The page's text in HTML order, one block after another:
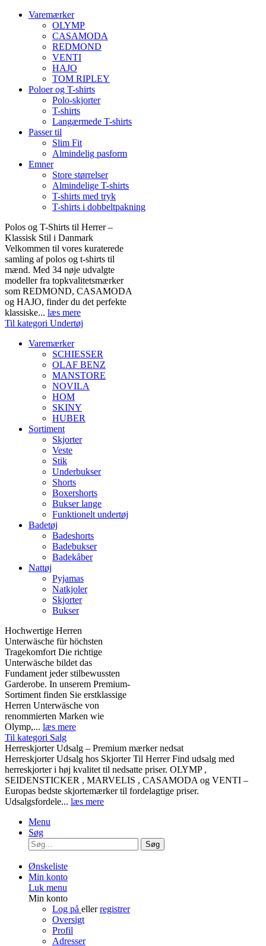
Varemærker
OLYMP
CASAMODA
REDMOND
VENTI
HAJO
TOM RIPLEY
Poloer og T-shirts
Polo-skjorter
T-shirts
Langærmede T-shirts
Passer til
Slim Fit
Almindelig pasform
Emner
Store størrelser
Almindelige T-shirts
T-shirts med tryk
T-shirts i dobbeltpakning
Polos og T-Shirts til Herrer –
Klassisk Stil i Danmark
Velkommen til vores kuraterede
samling af polos og t-shirts til
mænd. Med 34 nøje udvalgte
modeller fra topkvalitetsmærker
som REDMOND, CASAMODA
og HAJO, finder du det perfekte
klassiske... læs mere
Til kategori Undertøj
Varemærker
SCHIESSER
OLAF BENZ
MANSTORE
NOVILA
HOM
SKINY
HUBER
Sortiment
Skjorter
Veste
Stik
Underbukser
Shorts
Boxershorts
Bukser lange
Funktionelt undertøj
Badetøj
Badeshorts
Badebukser
Badekåber
Nattøj
Pyjamas
Natkjoler
Skjorter
Bukser
Hochwertige Herren
Unterwäsche für höchsten
Tragekomfort Die richtige
Unterwäsche bildet das
Fundament jeder stilbewussten
Garderobe. In unserem Premium-
Sortiment finden Sie erstklassige
Herren Unterwäsche von
renommierten Marken wie
Olymp,... læs mere
Til kategori Salg
Herreskjorter Udsalg – Premium mærker nedsat
Herreskjorter Udsalg hos Skjorter Til Herrer Find udsalg med
herreskjorter i høj kvalitet til nedsatte priser. OLYMP ,
SEIDENSTICKER , MARVELIS , CASAMODA og VENTI –
Europas bedste skjortemærker til fordelagtige priser.
Udsalgsfordele... læs mere
Menu
Søg
Søg
Ønskeliste
Min konto
Luk menu
Min konto
Log på ellerregistrer
Oversigt
Profil
Adresser